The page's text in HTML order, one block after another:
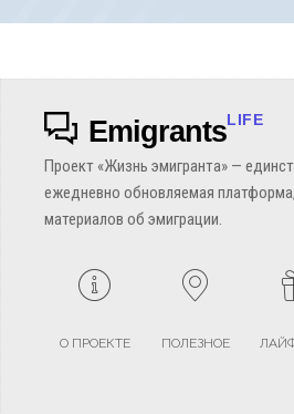
EmigrantsLIFE
Проект «Жизнь эмигранта» —
ежедневно обновляемая
материалов об эмиграции.
О ПРОЕКТЕ ПОЛЕЗНОЕ